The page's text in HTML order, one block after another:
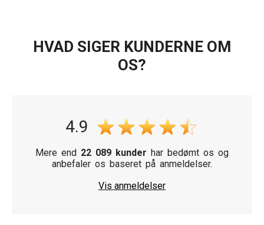
HVAD SIGER KUNDERNE OM
OS?
4.9
Mere end 22 089 kunder har bedømt os og
anbefaler os baseret på anmeldelser.
Vis anmeldelser